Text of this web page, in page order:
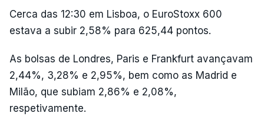
Cerca das 12:30 em Lisboa, o EuroStoxx 600
estava a subir 2,58% para 625,44 pontos.
As bolsas de Londres, Paris e Frankfurt avançavam
2,44%, 3,28% e 2,95%, bem como as Madrid e
Milão, que subiam 2,86% e 2,08%,
respetivamente.